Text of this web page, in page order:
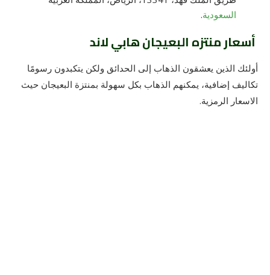
السعودية.
أسعار منتزه البعيجان هابي لاند
أولئك الذين يعشقون الذهاب إلى الحدائق ولكن يتكبدون رسومًا
تكاليف إضافية، يمكنهم الذهاب بكل سهولة بمنتزة البعيجان حيث
الاسعار الرمزية.